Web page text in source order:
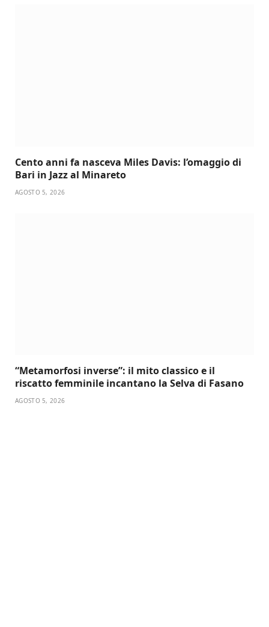
Cento anni fa nasceva Miles Davis: l’omaggio di
Bari in Jazz al Minareto
AGOSTO 5, 2026
“Metamorfosi inverse”: il mito classico e il
riscatto femminile incantano la Selva di Fasano
AGOSTO 5, 2026